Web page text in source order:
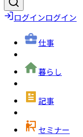
ログインログイン
仕事
暮らし
記事
セミナー